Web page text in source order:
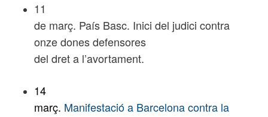
11
de març. País Basc. Inici del judici contra
onze dones defensores
del dret a l’avortament.
14
març. Manifestació a Barcelona contra la